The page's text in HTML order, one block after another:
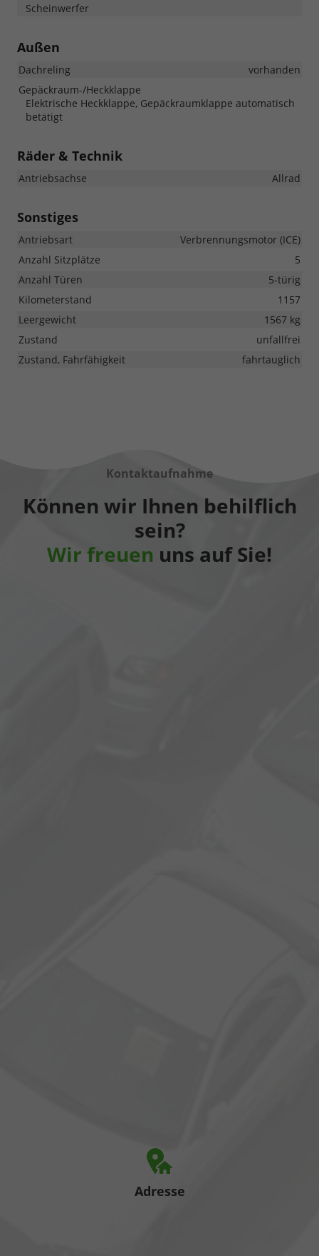
Scheinwerfer
Außen
Dachreling
vorhanden
Gepäckraum-/Heckklappe
Elektrische Heckklappe, Gepäckraumklappe automatisch
betätigt
Räder & Technik
Antriebsachse Allrad
Sonstiges
Antriebsart
Verbrennungsmotor (ICE)
Anzahl Sitzplätze
5
Anzahl Türen
5-türig
Kilometerstand
1157
Leergewicht
1567 kg
Zustand
unfallfrei
Zustand, Fahrfähigkeit
fahrtauglich
Kontaktaufnahme
Können wir Ihnen behilflich
sein?
Wir freuen uns auf Sie!
Adresse